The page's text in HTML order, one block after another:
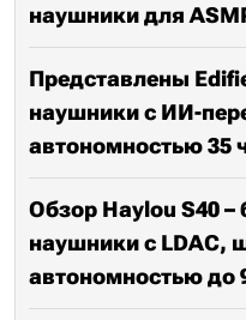
наушники для
Представлены
наушники с ИИ-
автономностью 35
Обзор Haylou S40
наушники с LDAC,
автономностью до